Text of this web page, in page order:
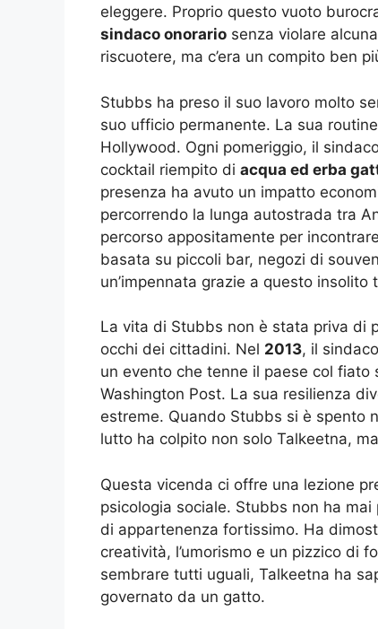
eleggere. Proprio questo vuoto
sindaco onorario senza violare
riscuotere, ma c’era un compito ben
Stubbs ha preso il suo lavoro molto
suo ufficio permanente. La sua
Hollywood. Ogni pomeriggio, il
cocktail riempito di acqua ed erba
presenza ha avuto un impatto
percorrendo la lunga autostrada tra
percorso appositamente per
basata su piccoli bar, negozi di
un’impennata grazie a questo insolito
La vita di Stubbs non è stata priva di
occhi dei cittadini. Nel 2013, il
un evento che tenne il paese col
Washington Post. La sua resilienza
estreme. Quando Stubbs si è spento
lutto ha colpito non solo Talkeetna,
Questa vicenda ci offre una lezione
psicologia sociale. Stubbs non ha
di appartenenza fortissimo. Ha
creatività, l’umorismo e un pizzico di
sembrare tutti uguali, Talkeetna ha
governato da un gatto.